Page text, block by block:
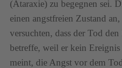
(Ataraxie) zu begegnen sei.
einen angstfreien Zustand
versuchten, dass der Tod
betreffe, weil er kein
meint, die Angst vor dem